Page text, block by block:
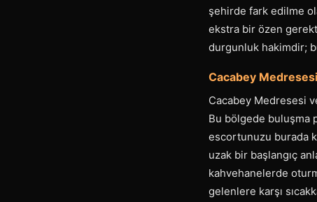
şehirde fark edilme
ekstra bir özen
durgunluk hakimdir;
Cacabey
Cacabey Medresesi
Bu bölgede buluşma
escortunuzu burada
uzak bir başlangıç
kahvehanelerde
gelenlere karşı